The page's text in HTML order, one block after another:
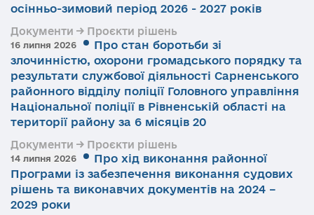
осінньо-зимовий період 2026 - 2027 років
Документи → Проєкти рішень
16 липня 2026
Про стан боротьби зі
злочинністю, охорони громадського порядку та
результати службової діяльності Сарненського
районного відділу поліції Головного управління
Національної поліції в Рівненській області на
території району за 6 місяців 20
Документи → Проєкти рішень
14 липня 2026
Про хід виконання районної
Програми із забезпечення виконання судових
рішень та виконавчих документів на 2024 –
2029 роки